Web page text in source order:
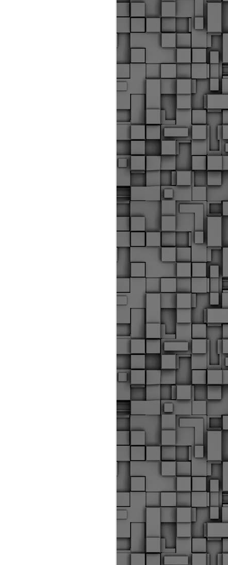
αστυνομικούς, οι οποίοι έχουν
καθήκοντα.
ο Δήμος παρέλαβε τρία
οποία θα χρησιμοποιούνται για